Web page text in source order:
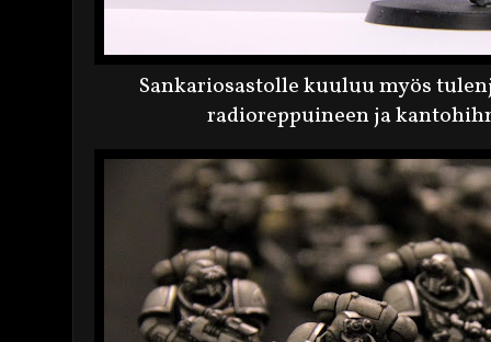
Sankariosastolle kuuluu myös
radioreppuineen ja